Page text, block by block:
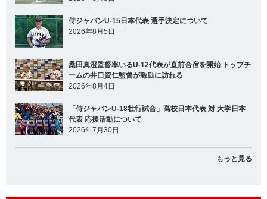
侍ジャパンU-15日本代表 選手決定について
2026年8月5日
桑田真澄監督率いるU-12代表が直前合宿を開始 トップチ
ームの井口資仁監督が激励に訪れる
2026年8月4日
「侍ジャパンU-18壮行試合」高校日本代表 対 大学日本
代表 応援活動について
2026年7月30日
もっと見る